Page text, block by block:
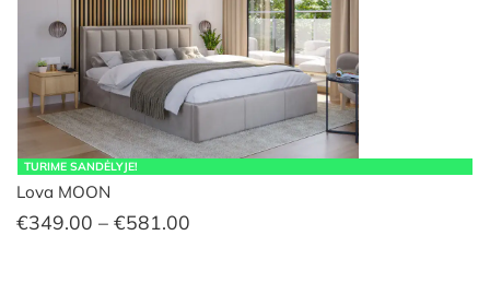
TURIME SANDĖLYJE!
Lova MOON
€349.00 – €581.00